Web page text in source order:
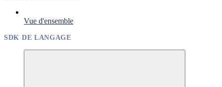
Vue d'ensemble
SDK DE LANGAGE